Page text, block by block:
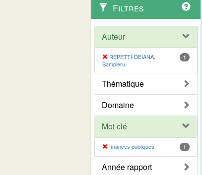
Filtres
Auteur
REPETTI-DEIANA,
Sampieru
1
Thématique
Domaine
Mot clé
finances publiques 1
Année rapport